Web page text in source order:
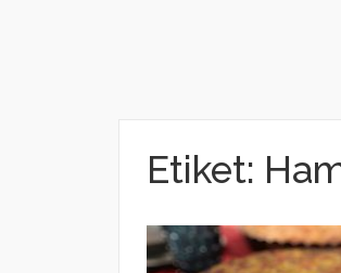
Etiket: